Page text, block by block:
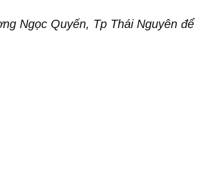
Ngọc Quyến, Tp Thái Nguyên để